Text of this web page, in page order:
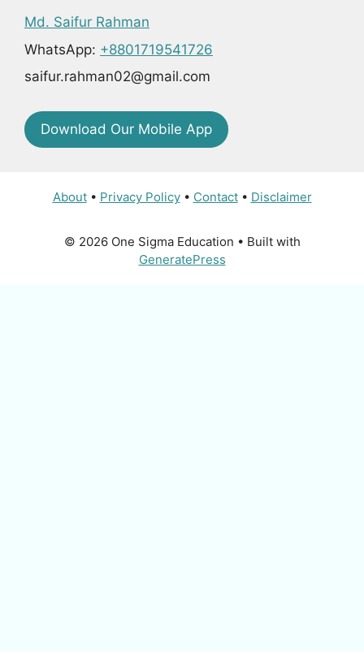
Md. Saifur Rahman
WhatsApp: +8801719541726
saifur.rahman02@gmail.com
Download Our Mobile App
About• Privacy Policy• Contact• Disclaimer
© 2026 One Sigma Education • Built with
GeneratePress